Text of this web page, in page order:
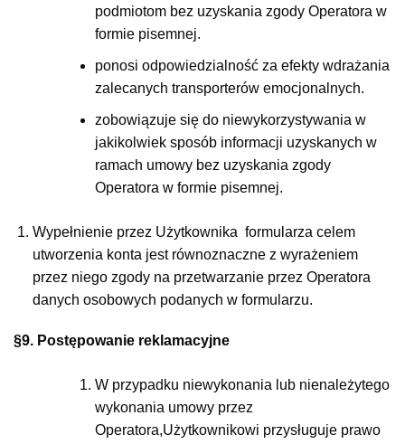
podmiotom bez uzyskania zgody Operatora w
formie pisemnej.
ponosi odpowiedzialność za efekty wdrażania
zalecanych transporterów emocjonalnych.
zobowiązuje się do niewykorzystywania w
jakikolwiek sposób informacji uzyskanych w
ramach umowy bez uzyskania zgody
Operatora w formie pisemnej.
Wypełnienie przez Użytkownika formularza celem
utworzenia konta jest równoznaczne z wyrażeniem
przez niego zgody na przetwarzanie przez Operatora
danych osobowych podanych w formularzu.
§9. Postępowanie reklamacyjne
W przypadku niewykonania lub nienależytego
wykonania umowy przez
Operatora,Użytkownikowi przysługuje prawo